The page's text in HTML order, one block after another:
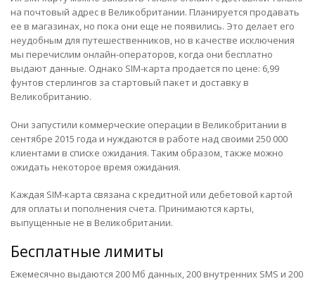
на почтовый адрес в Великобритании. Планируется продавать
ее в магазинах, но пока они еще не появились. Это делает его
неудобным для путешественников, но в качестве исключения
мы перечислим онлайн-операторов, когда они бесплатно
выдают данные. Однако SIM-карта продается по цене: 6,99
фунтов стерлингов за стартовый пакет и доставку в
Великобританию.
Они запустили коммерческие операции в Великобритании в
сентябре 2015 года и нуждаются в работе над своими 250 000
клиентами в списке ожидания. Таким образом, также можно
ожидать некоторое время ожидания.
Каждая SIM-карта связана с кредитной или дебетовой картой
для оплаты и пополнения счета. Принимаются карты,
выпущенные не в Великобритании.
Бесплатные лимиты
Ежемесячно выдаются 200 Мб данных, 200 внутренних SMS и 200